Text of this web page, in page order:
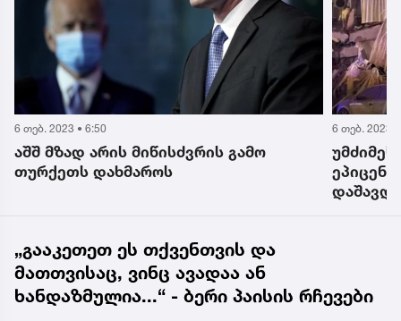
6 თებ. 2023 • 5:02
უმძიმესი კადრები მიწისძვრის
ეპიცენტრიდან - დაიღუპა 23 და
6 თებ. 2023
VIDEO:
„გააკეთეთ ეს თქვენთვის და
მათთვისაც, ვინც ავადაა ან
ხანდაზმულია...“ - ბერი პაისის რჩევები